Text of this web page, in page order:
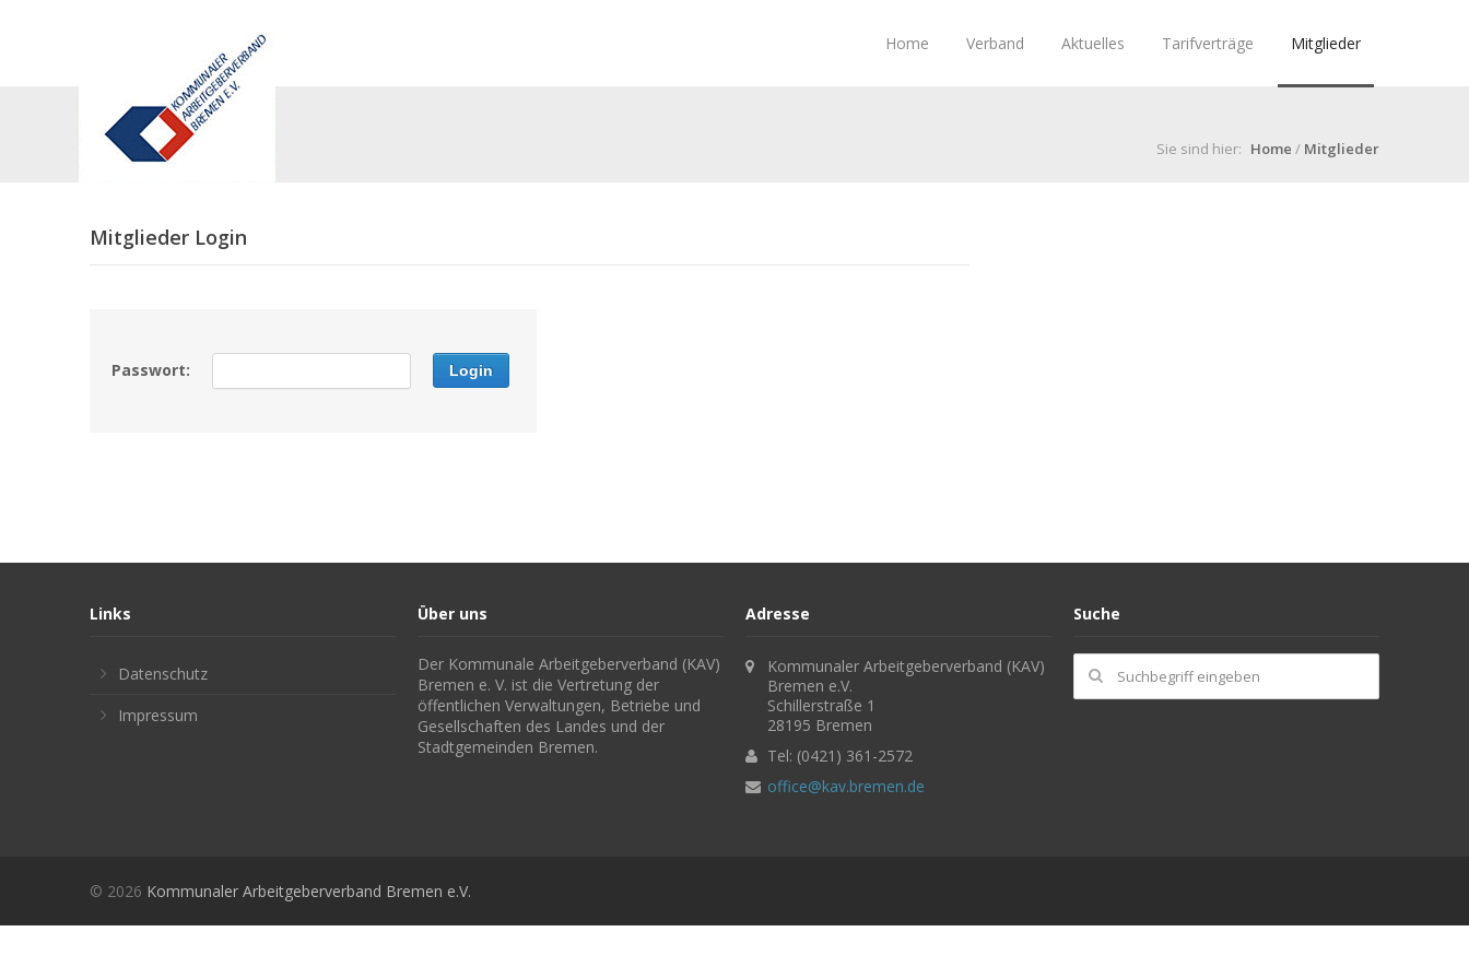
Home Verband Aktuelles Tarifverträge Mitglieder
Sie sind hier: Home / Mitglieder
Mitglieder Login
Passwort:
Links
Datenschutz
Impressum
Über uns
Der Kommunale Arbeitgeberverband (KAV)
Bremen e. V. ist die Vertretung der
öffentlichen Verwaltungen, Betriebe und
Gesellschaften des Landes und der
Stadtgemeinden Bremen.
Adresse
Kommunaler Arbeitgeberverband (KAV)
Bremen e.V.
Schillerstraße 1
28195 Bremen
Tel: (0421) 361-2572
office@kav.bremen.de
Suche
© 2026 Kommunaler Arbeitgeberverband Bremen e.V.